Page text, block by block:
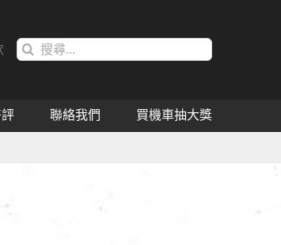
搜
聯絡我們 買機車抽大獎